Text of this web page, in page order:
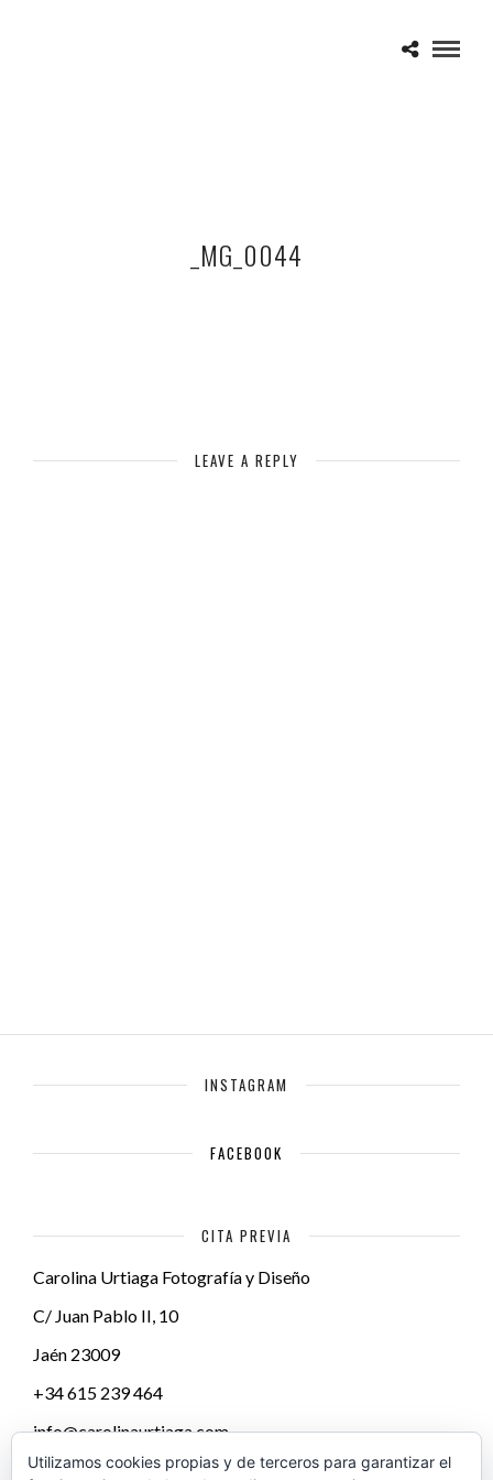
_MG_0044
LEAVE A REPLY
INSTAGRAM
FACEBOOK
CITA PREVIA
Carolina Urtiaga Fotografía y Diseño
C/ Juan Pablo II, 10
Jaén 23009
+34 615 239 464
info@carolinaurtiaga.com
Utilizamos cookies propias y de terceros para garantizar el